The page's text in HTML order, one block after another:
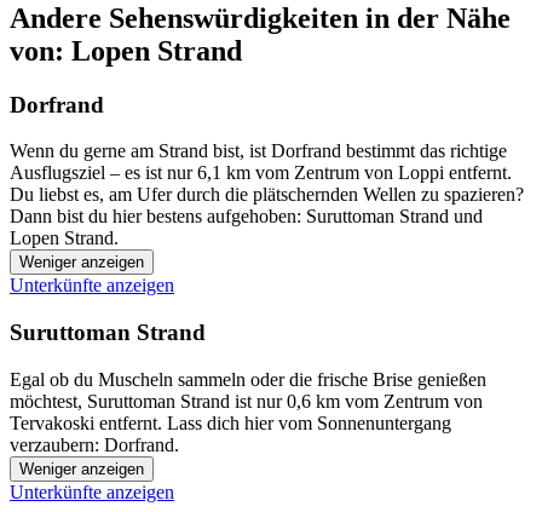
Andere Sehenswürdigkeiten in der Nähe
von: Lopen Strand
Dorfrand
Wenn du gerne am Strand bist, ist Dorfrand bestimmt das richtige
Ausflugsziel – es ist nur 6,1 km vom Zentrum von Loppi entfernt.
Du liebst es, am Ufer durch die plätschernden Wellen zu spazieren?
Dann bist du hier bestens aufgehoben: Suruttoman Strand und
Lopen Strand.
Weniger anzeigen
Unterkünfte anzeigen
Suruttoman Strand
Egal ob du Muscheln sammeln oder die frische Brise genießen
möchtest, Suruttoman Strand ist nur 0,6 km vom Zentrum von
Tervakoski entfernt. Lass dich hier vom Sonnenuntergang
verzaubern: Dorfrand.
Weniger anzeigen
Unterkünfte anzeigen